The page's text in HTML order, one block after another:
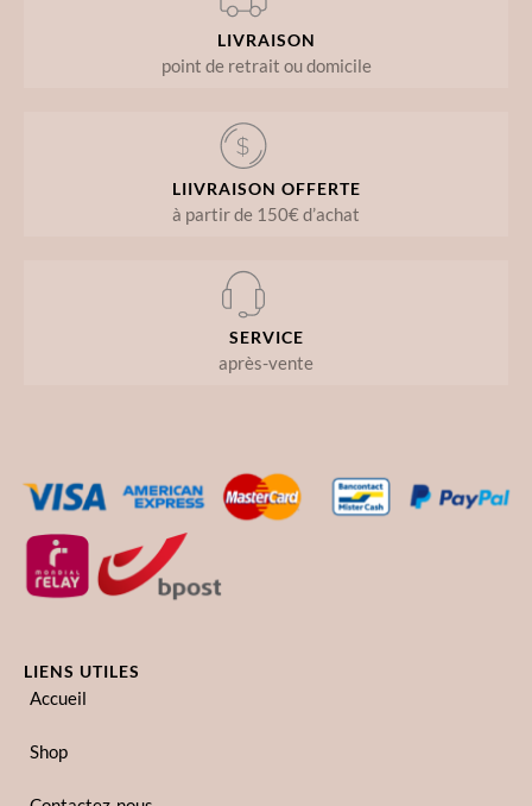
LIVRAISON
point de retrait ou domicile
LIIVRAISON OFFERTE
à partir de 150€ d’achat
SERVICE
après-vente
LIENS UTILES
Accueil
Shop